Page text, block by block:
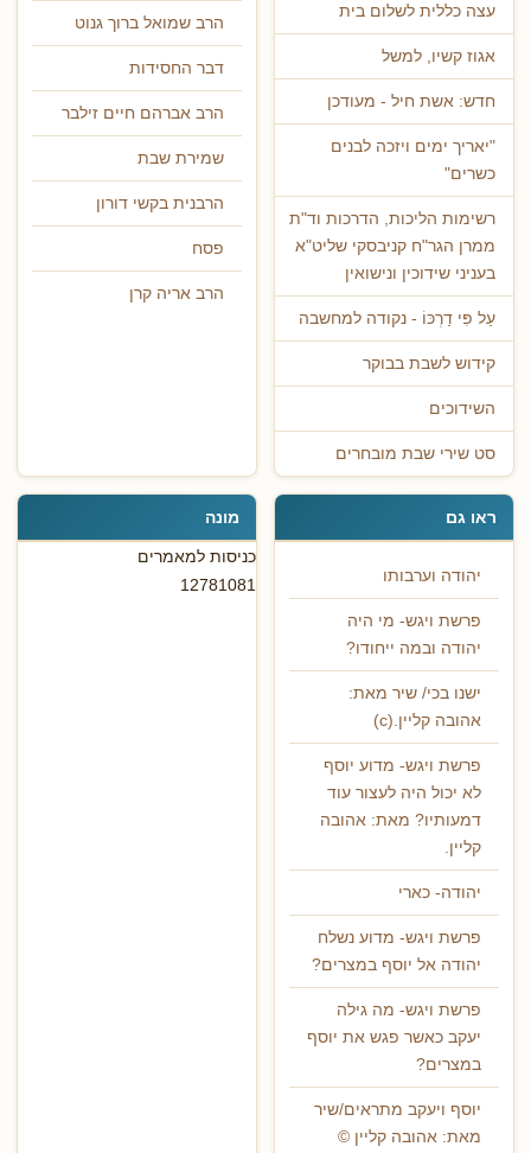
עצה כללית לשלום בית
אגוז קשיו, למשל
חדש: אשת חיל - מעודכן
"יאריך ימים ויזכה לבנים
כשרים"
רשימות הליכות, הדרכות וד"ת
ממרן הגר"ח קניבסקי שליט"א
בעניני שידוכין ונישואין
עַל פִּי דַרְכּוֹ - נקודה למחשבה
קידוש לשבת בבוקר
השידוכים
סט שירי שבת מובחרים
הרב שמואל ברוך גנוט
דבר החסידות
הרב אברהם חיים זילבר
שמירת שבת
הרבנית בקשי דורון
פסח
הרב אריה קרן
ראו גם
יהודה וערבותו
פרשת ויגש- מי היה
יהודה ובמה ייחודו?
ישנו בכי/ שיר מאת:
אהובה קליין.(c)
פרשת ויגש- מדוע יוסף
לא יכול היה לעצור עוד
דמעותיו? מאת: אהובה
קליין.
יהודה- כארי
פרשת ויגש- מדוע נשלח
יהודה אל יוסף במצרים?
פרשת ויגש- מה גילה
יעקב כאשר פגש את יוסף
במצרים?
יוסף ויעקב מתראים/שיר
מאת: אהובה קליין ©
מונה
כניסות למאמרים
12781081